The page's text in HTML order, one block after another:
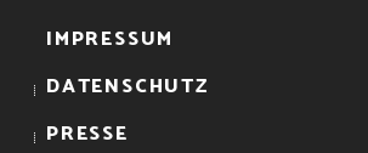
IMPRESSUM
DATENSCHUTZ
PRESSE